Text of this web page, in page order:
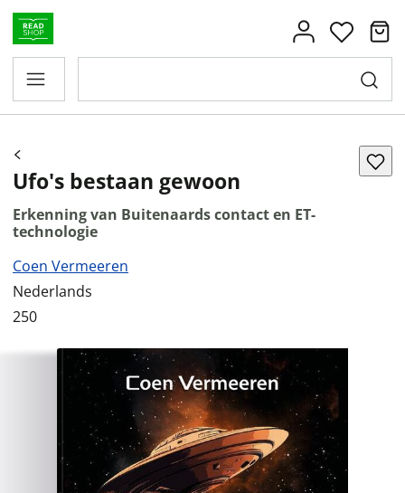
Ufo's bestaan gewoon
Erkenning van Buitenaards contact en ET-
technologie
Coen Vermeeren
Nederlands
250